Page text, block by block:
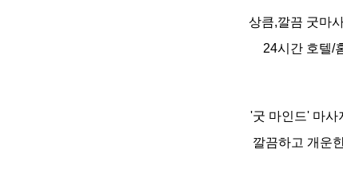
상큼,깔끔 굿마
24시간 호텔/
'굿 마인드' 마사
깔끔하고 개운